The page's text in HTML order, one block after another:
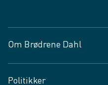
Om Brødrene Dahl
Politikker